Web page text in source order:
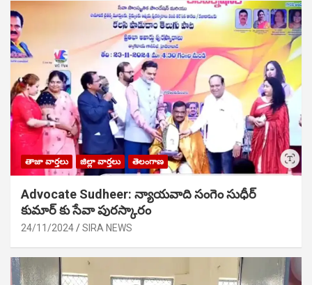
తాజా వార్తలు జిల్లా వార్తలు తెలంగాణ
Advocate Sudheer: న్యాయవాది సంగెం సుధీర్
కుమార్ కు సేవా పురస్కారం
24/11/2024 SIRA NEWS